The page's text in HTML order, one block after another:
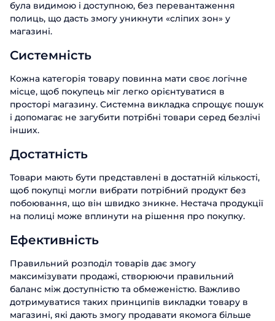
була видимою і доступною, без перевантаження
полиць, що дасть змогу уникнути «сліпих зон» у
магазині.
Системність
Кожна категорія товару повинна мати своє логічне
місце, щоб покупець міг легко орієнтуватися в
просторі магазину. Системна викладка спрощує пошук
і допомагає не загубити потрібні товари серед безлічі
інших.
Достатність
Товари мають бути представлені в достатній кількості,
щоб покупці могли вибрати потрібний продукт без
побоювання, що він швидко зникне. Нестача продукції
на полиці може вплинути на рішення про покупку.
Ефективність
Правильний розподіл товарів дає змогу
максимізувати продажі, створюючи правильний
баланс між доступністю та обмеженістю. Важливо
дотримуватися таких принципів викладки товару в
магазині, які дають змогу продавати якомога більше